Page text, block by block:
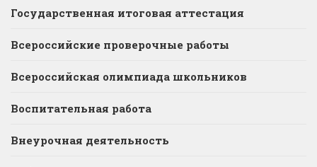
Государственная итоговая аттестация
Всероссийские проверочные работы
Всероссийская олимпиада школьников
Воспитательная работа
Внеурочная деятельность